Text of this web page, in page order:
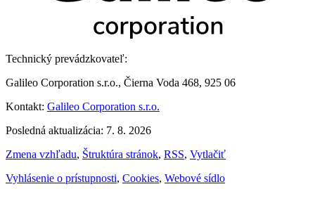
Technický prevádzkovateľ:
Galileo Corporation s.r.o., Čierna Voda 468, 925 06
Kontakt: Galileo Corporation s.r.o.
Posledná aktualizácia: 7. 8. 2026
Zmena vzhľadu, Štruktúra stránok, RSS, Vytlačiť
Vyhlásenie o prístupnosti, Cookies, Webové sídlo